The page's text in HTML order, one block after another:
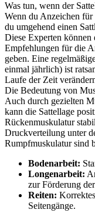
Was tun, wenn der
Wenn du Anzeichen für
du umgehend einen
Diese Experten können
Empfehlungen für die
geben. Eine
einmal jährlich) ist
Laufe der Zeit
Die Bedeutung von
Auch durch gezielten
kann die Sattellage
Rückenmuskulatur
Druckverteilung unter
Rumpfmuskulatur sind
Bodenarbeit:
Longenarbeit:
zur Förderung
Reiten:
Seitengänge.